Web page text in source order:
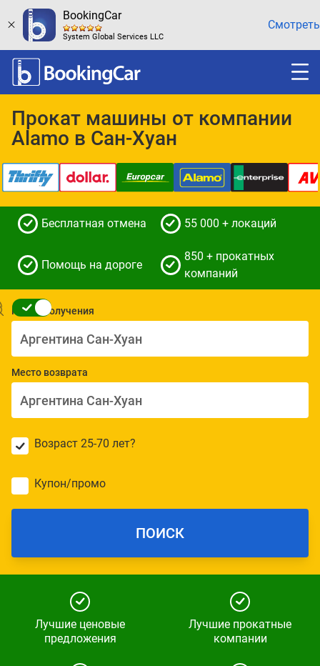
BookingCar
System Global Services LLC
Смотреть
Прокат машины от компании
Alamo в Сан-Хуан
Бесплатная отмена 55 000 + локаций
Помощь на дороге
850 + прокатных
компаний
Место получения
Место возврата
Возраст 25-70 лет?
Купон/промо
ПОИСК
Лучшие ценовые
предложения
Лучшие прокатные
компании